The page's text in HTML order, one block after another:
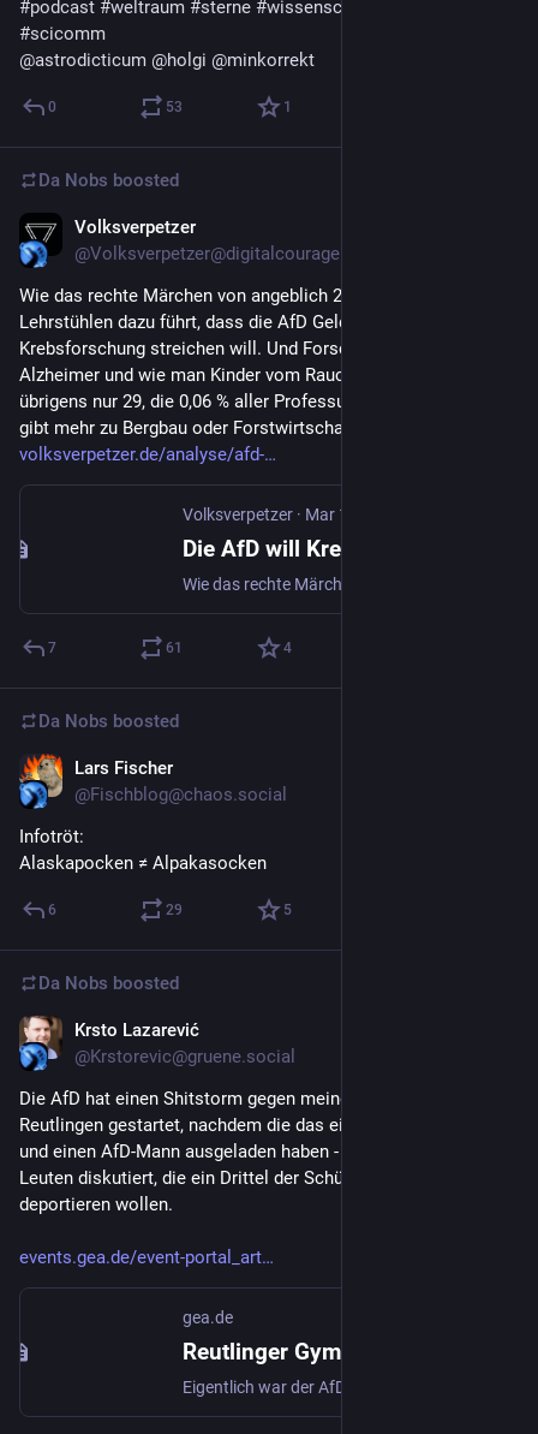
#podcast #weltraum #sterne #wissenschaftskommunikation
#scicomm
@astrodicticum @holgi @minkorrekt
0 53 1
Da Nobs boosted
Volksverpetzer
Wie das rechte Märchen von angeblich 200 Gender-
Lehrstühlen dazu führt, dass die AfD Gelder für die
Krebsforschung streichen will. Und Forschung gegen Rheuma,
Alzheimer und wie man Kinder vom Rauchen abhält. Es sind
übrigens nur 29, die 0,06 % aller Professuren ausmachen. Es
gibt mehr zu Bergbau oder Forstwirtschaft.
volksverpetzer.de/analyse/afd-
Volksverpetzer · Mar 14, 2024
7 61 4
Da Nobs boosted
Lars Fischer
@Fischblog@chaos.social
Infotröt:
Alaskapocken ≠ Alpakasocken
6 29 5
Da Nobs boosted
Krsto Lazarević
@Krstorevic@gruene.social
Die AfD hat einen Shitstorm gegen meine alte Schule in
Reutlingen gestartet, nachdem die das einzig richtige getan
und einen AfD-Mann ausgeladen haben - weil man nicht mit
Leuten diskutiert, die ein Drittel der Schülerinnen und Schüler
deportieren wollen.
events.gea.de/event-portal_art
gea.de